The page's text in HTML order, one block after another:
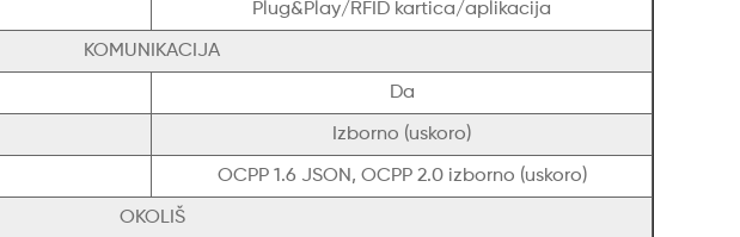
Plug&Play/RFID kartica/aplikacija
KOMUNIKACIJA
Da
Izborno (uskoro)
OCPP 1.6 JSON, OCPP 2.0 izborno (uskoro)
OKOLIŠ